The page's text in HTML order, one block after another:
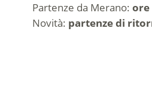
Partenze da Merano: ore
Novità: partenze di